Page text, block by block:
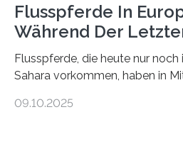
Flusspferde In
Während Der
Flusspferde, die heute nur noch
Sahara vorkommen, haben in
Knochenfunden zeigen, dass
09.10.2025